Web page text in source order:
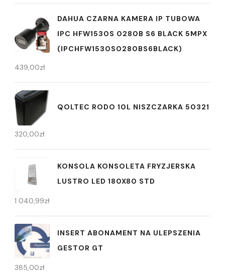
DAHUA CZARNA KAMERA IP TUBOWA
IPC HFW1530S 0280B S6 BLACK 5MPX
(IPCHFW1530S0280BS6BLACK)
439,00zł
QOLTEC RODO 10L NISZCZARKA 50321
320,00zł
KONSOLA KONSOLETA FRYZJERSKA
LUSTRO LED 180X80 STD
1 040,99zł
INSERT ABONAMENT NA ULEPSZENIA
GESTOR GT
385,00zł